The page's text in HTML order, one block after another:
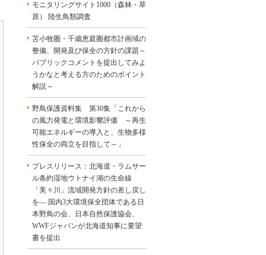
モニタリングサイト1000（森林・草
原） 陸生鳥類調査
苫小牧圏・千歳恵庭圏都市計画域の
整備、開発及び保全の方針の課題～
パブリックコメントを提出してみよ
うかなと考える方のためのポイント
解説～
野鳥保護資料集 第30集「これから
の風力発電と環境影響評価 ～再生
可能エネルギーの導入と、生物多様
性保全の両立を目指して～」
プレスリリース：北海道・ラムサー
ル条約湿地ウトナイ湖の生命線
「美々川」流域開発方針の差し戻し
を― 国内3大環境保全団体である日
本野鳥の会、日本自然保護協会、
WWFジャパンが北海道知事に要望
書を提出